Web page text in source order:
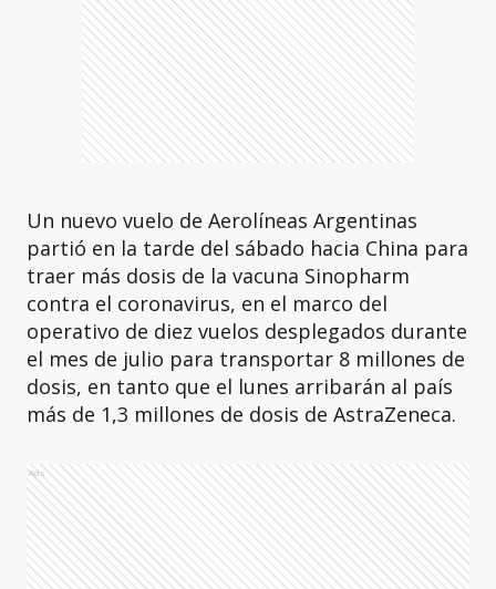
Un nuevo vuelo de Aerolíneas Argentinas
partió en la tarde del sábado hacia China para
traer más dosis de la vacuna Sinopharm
contra el coronavirus, en el marco del
operativo de diez vuelos desplegados durante
el mes de julio para transportar 8 millones de
dosis, en tanto que el lunes arribarán al país
más de 1,3 millones de dosis de AstraZeneca.
Ads